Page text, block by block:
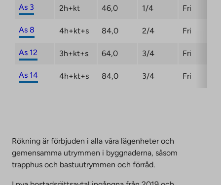
new
As 3 2h+kt 46,0 1/4 Fri
As 8 4h+kt+s 84,0 2/4 Fri
As 12 3h+kt+s 64,0 3/4 Fri
As 14 4h+kt+s 84,0 3/4 Fri
Rökning är förbjuden i alla våra lägenheter och
gemensamma utrymmen i byggnaderna, såsom
trapphus och bastuutrymmen och förråd.